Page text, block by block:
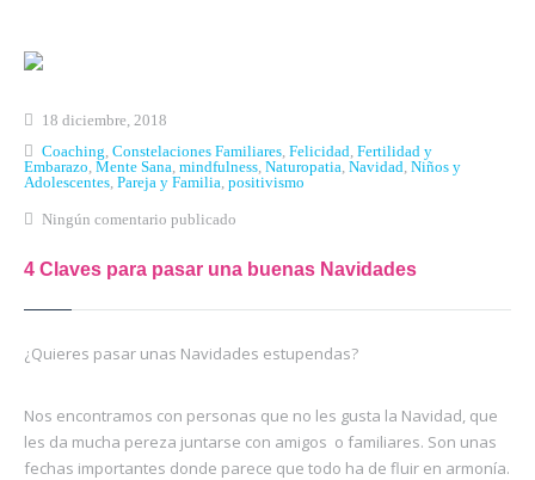
Inicio
El Modelo Crea-t
Contacto
18 diciembre, 2018
Coaching Constelaciones Familiares Felicidad Fertilidad y
Embarazo Mente Sana mindfulness Naturopatia Navidad Niños y
Adolescentes Pareja y Familia positivismo
Ningún comentario publicado
4 Claves para pasar una buenas Navidades
¿Quieres pasar unas Navidades estupendas?
Nos encontramos con personas que no les gusta la Navidad, que
les da mucha pereza juntarse con amigos o familiares. Son unas
fechas importantes donde parece que todo ha de fluir en armonía.